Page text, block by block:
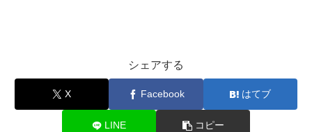
シェアする
X Facebook はてブ
LINE コピー